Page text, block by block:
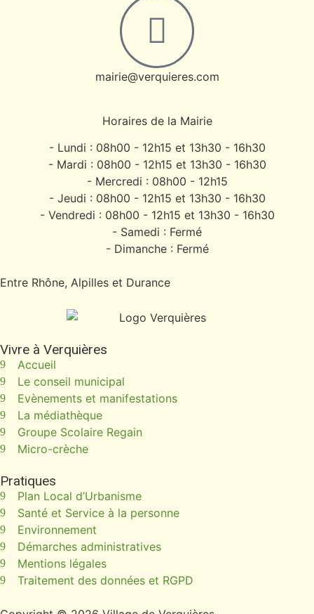
mairie@verquieres.com
Horaires de la Mairie
- Lundi : 08h00 - 12h15 et 13h30 - 16h30
- Mardi : 08h00 - 12h15 et 13h30 - 16h30
- Mercredi : 08h00 - 12h15
- Jeudi : 08h00 - 12h15 et 13h30 - 16h30
- Vendredi : 08h00 - 12h15 et 13h30 - 16h30
- Samedi : Fermé
- Dimanche : Fermé
Entre Rhône, Alpilles et Durance
Vivre à Verquières
Accueil
Le conseil municipal
Evènements et manifestations
La médiathèque
Groupe Scolaire Regain
Micro-crèche
Pratiques
Plan Local d’Urbanisme
Santé et Service à la personne
Environnement
Démarches administratives
Mentions légales
Traitement des données et RGPD